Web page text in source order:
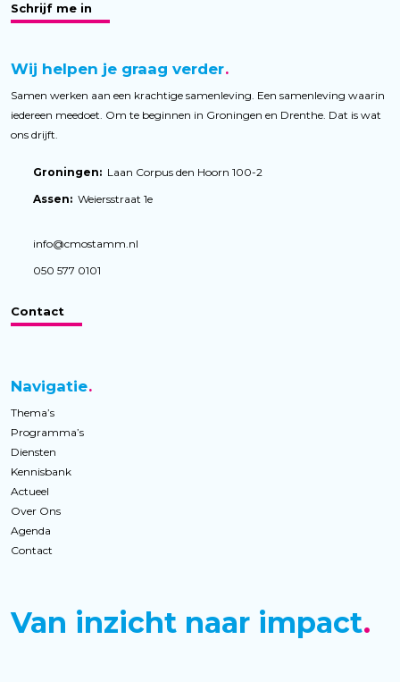
Wij helpen je graag verder
Samen werken aan een krachtige samenleving. Een samenleving waarin
iedereen meedoet. Om te beginnen in Groningen en Drenthe. Dat is wat
ons drijft.
Groningen: Laan Corpus den Hoorn 100-2
Assen: Weiersstraat 1e
info@cmostamm.nl
050 577 0101
Contact
Navigatie
Thema’s
Programma’s
Diensten
Kennisbank
Actueel
Over Ons
Agenda
Contact
Schrijf me in
Van inzicht naar impact